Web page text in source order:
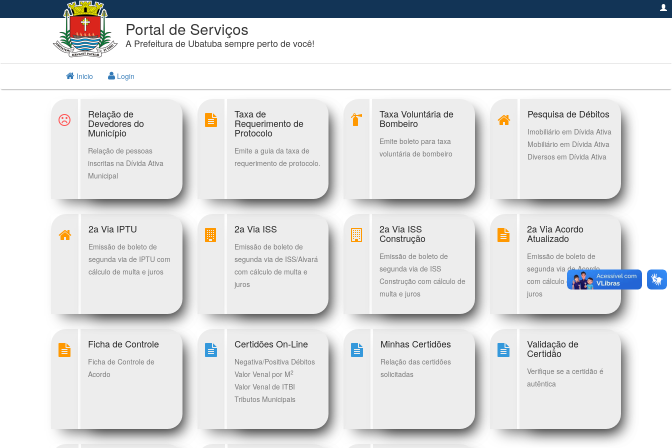
Portal de Serviços
A Prefeitura de Ubatuba sempre perto de você!
Inicio Login
Relação de
Devedores do
Município
Relação de pessoas
inscritas na Dívida Ativa
Municipal
Taxa de
Requerimento de
Protocolo
Emite a guia da taxa de
requerimento de protocolo.
Taxa Voluntária de
Bombeiro
Emite boleto para taxa
voluntária de bombeiro
Pesquisa de Débitos
Imobiliário em Dívida Ativa
Mobiliário em Dívida Ativa
Diversos em Dívida Ativa
2a Via IPTU
Emissão de boleto de
segunda via de IPTU com
cálculo de multa e juros
2a Via ISS
Emissão de boleto de
segunda via de ISS/Alvará
com cálculo de multa e
juros
2a Via ISS
Construção
Emissão de boleto de
segunda via de ISS
Construção com cálculo de
multa e juros
2a Via Acordo
Atualizado
Emissão de boleto de
segunda via de Acordo
com cálculo de multa e
juros
Ficha de Controle
Ficha de Controle de
Acordo
Certidões On-Line
Negativa/Positiva Débitos
Valor Venal por M2
Valor Venal de ITBI
Tributos Municipais
Minhas Certidões
Relação das certidões
solicitadas
Validação de
Certidão
Verifique se a certidão é
autêntica